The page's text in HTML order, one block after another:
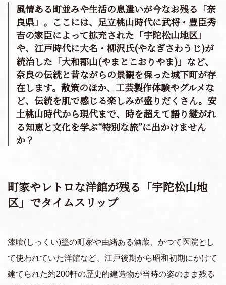
おすすめの周遊ルート
移動体験
風情ある町並みや生活の息遣いが今なお残る「奈
良県」。ここには、足立桃山時代に武将・豊臣秀
吉の家臣によって拡充された「宇陀松山地区」
や、江戸時代に大名・柳沢氏(やなぎさわうじ)が
統治した「大和郡山(やまとこおりやま)」など、
奈良の伝統と昔ながらの景観を保った城下町が存
在します。散策のほか、工芸製作体験やグルメな
ど、伝統を肌で感じる楽しみが盛りだくさん。安
土桃山時代から現代まで、時を超えて語り継がれ
る知恵と文化を学ぶ“特別な旅”に出かけません
か？
町家やレトロな洋館が残る「宇陀松山地
区」でタイムスリップ
漆喰(しっくい)塗の町家や由緒ある酒蔵、かつて医院とし
て使われていた洋館など、江戸後期から昭和初期にかけて
建てられた約200軒の歴史的建造物が当時の姿のまま残る